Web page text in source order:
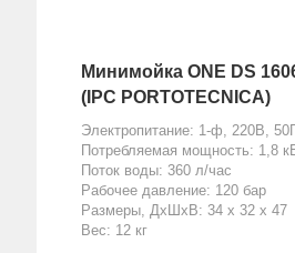
Минимойка ONE DS
(IPC PORTOTECNICA)
Электропитание: 1-ф, 220В,
Потребляемая мощность: 1,8
Поток воды: 360 л/час
Рабочее давление: 120 бар
Размеры, ДхШхВ: 34 x 32 x 47
Вес: 12 кг